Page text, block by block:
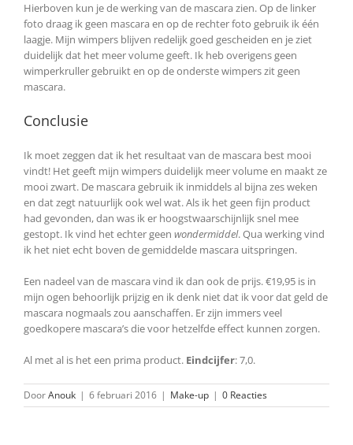
Hierboven kun je de werking van de mascara zien. Op de linker
foto draag ik geen mascara en op de rechter foto gebruik ik één
laagje. Mijn wimpers blijven redelijk goed gescheiden en je ziet
duidelijk dat het meer volume geeft. Ik heb overigens geen
wimperkruller gebruikt en op de onderste wimpers zit geen
mascara.
Conclusie
Ik moet zeggen dat ik het resultaat van de mascara best mooi
vindt! Het geeft mijn wimpers duidelijk meer volume en maakt ze
mooi zwart. De mascara gebruik ik inmiddels al bijna zes weken
en dat zegt natuurlijk ook wel wat. Als ik het geen fijn product
had gevonden, dan was ik er hoogstwaarschijnlijk snel mee
gestopt. Ik vind het echter geen wondermiddel. Qua werking vind
ik het niet echt boven de gemiddelde mascara uitspringen.
Een nadeel van de mascara vind ik dan ook de prijs. €19,95 is in
mijn ogen behoorlijk prijzig en ik denk niet dat ik voor dat geld de
mascara nogmaals zou aanschaffen. Er zijn immers veel
goedkopere mascara’s die voor hetzelfde effect kunnen zorgen.
Al met al is het een prima product. Eindcijfer: 7,0.
DoorAnouk | 6 februari 2016 | Make-up | 0 Reacties